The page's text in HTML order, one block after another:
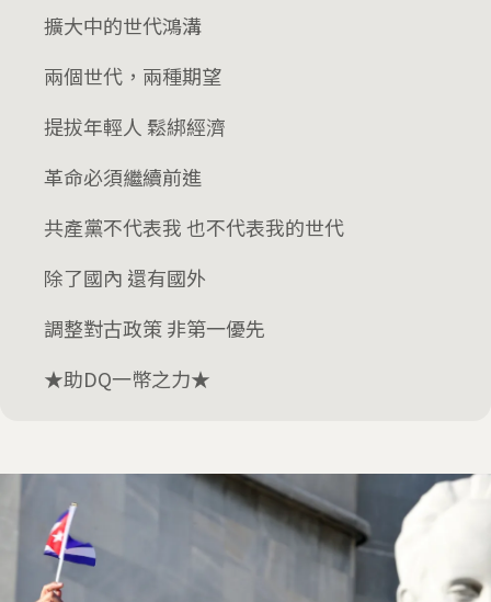
擴大中的世代鴻溝
兩個世代，兩種期望
提拔年輕人 鬆綁經濟
革命必須繼續前進
共產黨不代表我 也不代表我的世代
除了國內 還有國外
調整對古政策 非第一優先
★助DQ一幣之力★